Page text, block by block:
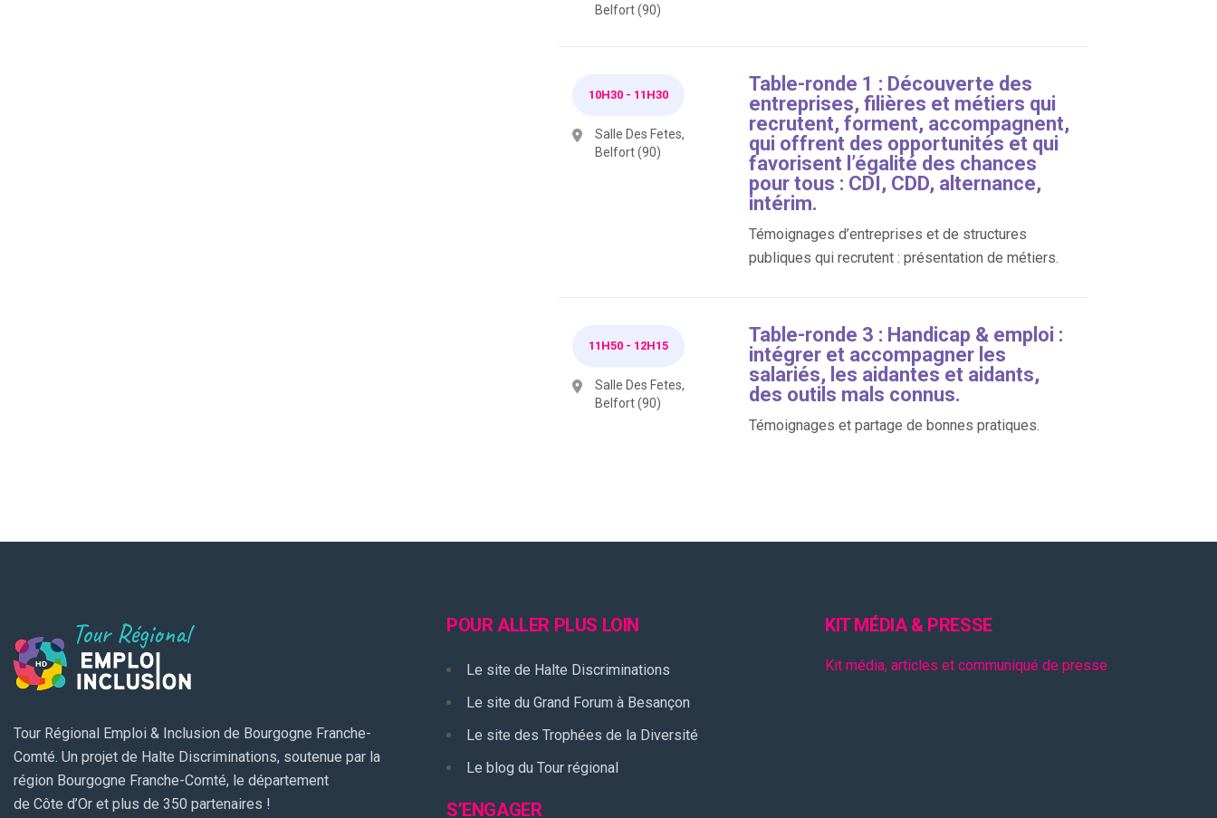
Belfort (90)
10H30 - 11H30
Salle Des Fetes,
Belfort (90)
Table-ronde 1 : Découverte des
entreprises, filières et métiers qui
recrutent, forment, accompagnent,
qui offrent des opportunités et qui
favorisent l’égalité des chances
pour tous : CDI, CDD, alternance,
intérim.
Témoignages d’entreprises et de structures
publiques qui recrutent : présentation de métiers.
11H50 - 12H15
Salle Des Fetes,
Belfort (90)
Table-ronde 3 : Handicap & emploi :
intégrer et accompagner les
salariés, les aidantes et aidants,
des outils mals connus.
Témoignages et partage de bonnes pratiques.
Tour Régional Emploi & Inclusion de Bourgogne Franche-
Comté. Un projet de Halte Discriminations, soutenue par la
région Bourgogne Franche-Comté, le département
de Côte d’Or et plus de 350 partenaires !
POUR ALLER PLUS LOIN
Le site de Halte Discriminations
Le site du Grand Forum à Besançon
Le site des Trophées de la Diversité
Le blog du Tour régional
S’ENGAGER
KIT MÉDIA & PRESSE
Kit média, articles et communiqué de presse